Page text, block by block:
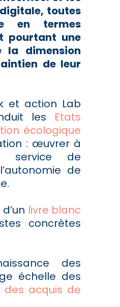
toutes
en termes
pourtant une
dimension
de leur
et action Lab
les Etats
écologique
: œuvrer à
service de
de
livre blanc
concrètes
des
échelle des
des acquis de